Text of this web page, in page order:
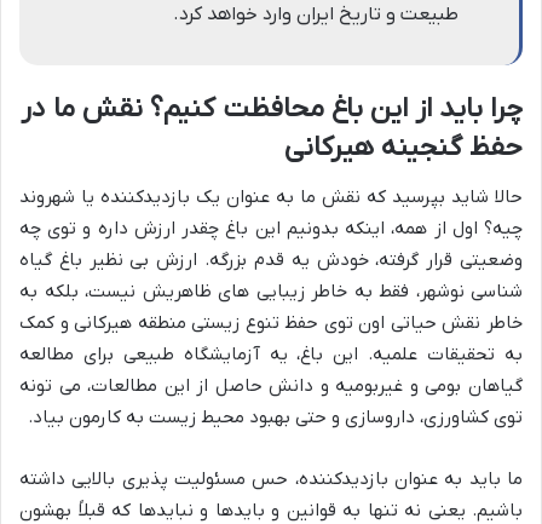
طبیعت و تاریخ ایران وارد خواهد کرد.
چرا باید از این باغ محافظت کنیم؟ نقش ما در
حفظ گنجینه هیرکانی
حالا شاید بپرسید که نقش ما به عنوان یک بازدیدکننده یا شهروند
چیه؟ اول از همه، اینکه بدونیم این باغ چقدر ارزش داره و توی چه
وضعیتی قرار گرفته، خودش یه قدم بزرگه. ارزش بی نظیر باغ گیاه
شناسی نوشهر، فقط به خاطر زیبایی های ظاهریش نیست، بلکه به
خاطر نقش حیاتی اون توی حفظ تنوع زیستی منطقه هیرکانی و کمک
به تحقیقات علمیه. این باغ، یه آزمایشگاه طبیعی برای مطالعه
گیاهان بومی و غیربومیه و دانش حاصل از این مطالعات، می تونه
توی کشاورزی، داروسازی و حتی بهبود محیط زیست به کارمون بیاد.
ما باید به عنوان بازدیدکننده، حس مسئولیت پذیری بالایی داشته
باشیم. یعنی نه تنها به قوانین و بایدها و نبایدها که قبلاً بهشون